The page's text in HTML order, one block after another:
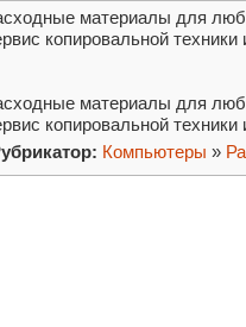
материалы для
копировальной
материалы для
копировальной
Компьютеры »